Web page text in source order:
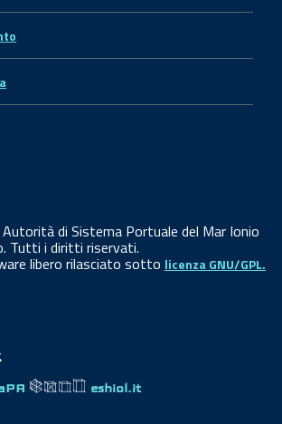
di Sistema Portuale del Mar Ionio
Tutti i diritti riservati.
libero rilasciato sotto licenza GNU/GPL.
eshiol.it